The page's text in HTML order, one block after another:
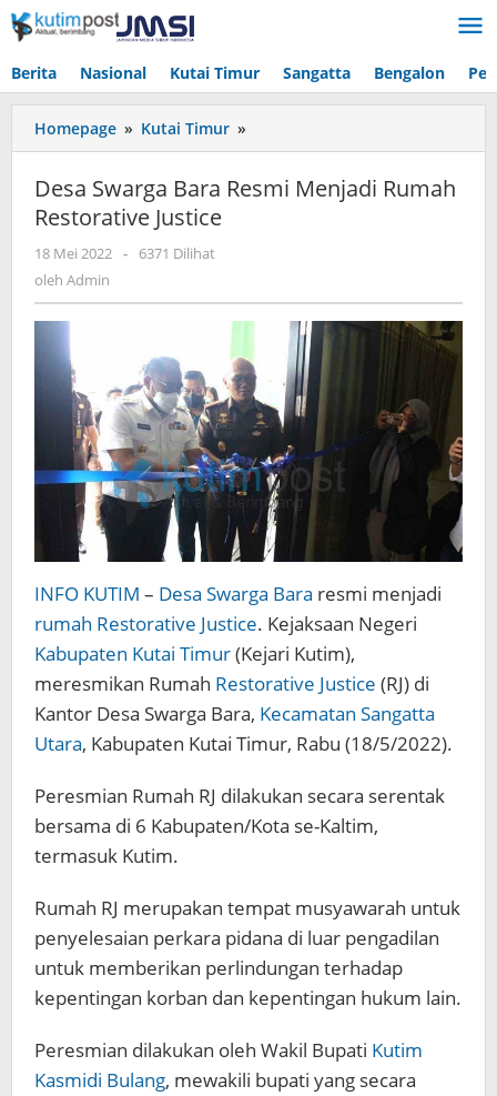
Lewati
ke
Berita Nasional Kutai Timur Sangatta Bengalon
Homepage » Kutai Timur »
Swarga
Resmi
Desa Swarga Bara Resmi Menjadi Rumah
Restorative Justice
18 Mei 2022 oleh
-
6371 Dilihat
oleh Admin
INFO KUTIM – Desa Swarga Bara resmi menjadi
rumah Restorative Justice. Kejaksaan Negeri
Kabupaten Kutai Timur(Kejari Kutim),
meresmikan Rumah Restorative Justice (RJ) di
Kantor Desa Swarga Bara, Kecamatan Sangatta
Utara, Kabupaten Kutai Timur, Rabu (18/5/2022).
Peresmian Rumah RJ dilakukan secara serentak
bersama di 6 Kabupaten/Kota se-Kaltim,
termasuk Kutim.
Rumah RJ merupakan tempat musyawarah untuk
penyelesaian perkara pidana di luar pengadilan
untuk memberikan perlindungan terhadap
kepentingan korban dan kepentingan hukum lain.
Peresmian dilakukan oleh Wakil Bupati Kutim
Kasmidi Bulang, mewakili bupati yang secara